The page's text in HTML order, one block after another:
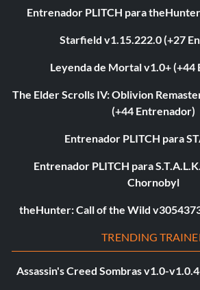
Entrenador PLITCH para
Starfield v1.15.222.0 (+27
Leyenda de Mortal v1.0+ (+44
The Elder Scrolls IV: Oblivion
(+44 Entrenador)
Entrenador PLITCH para
Entrenador PLITCH para
Chornobyl
theHunter: Call of the Wild
TRENDING
Assassin's Creed Sombras v1.0-